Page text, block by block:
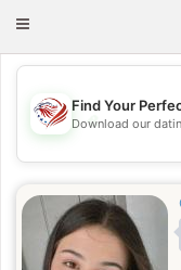
Toggle
💖
Find Your
Download our